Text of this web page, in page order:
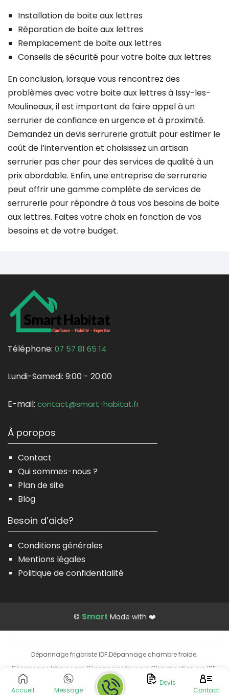
Installation de boite aux lettres
Réparation de boite aux lettres
Remplacement de boite aux lettres
Conseils de sécurité pour votre boite aux lettres
En conclusion, lorsque vous rencontrez des
problèmes avec votre boite aux lettres à Issy-les-
Moulineaux, il est important de faire appel à un
serrurier de confiance en urgence et à proximité.
Demandez un devis serrurerie gratuit pour estimer le
coût de l’intervention et choisissez un artisan
serrurier pas cher pour des services de qualité à un
prix abordable. Enfin, une entreprise de serrurerie
peut offrir une gamme complète de services de
serrurerie pour répondre à tous vos besoins de boite
aux lettres. Faites votre choix en fonction de vos
besoins et de votre budget.
Téléphone: 07 57 81 65 14
Lundi-Samedi: 9:00 - 20:00
E-mail: contact@smart-habitat.fr
À poropos
Contact
Qui sommes-nous ?
Plan de site
Blog
Besoin d’aide?
Conditions générales
Mentions légales
Politique de confidentialité
© Smart Made with ❤️
Accueil Message
Devis
Contact
Dépannage frigoriste IDF·Dépannage chambre froide·
Dépannage friteuse pro Dépannage four pro Climatisation pro IDF
Installation climatisation